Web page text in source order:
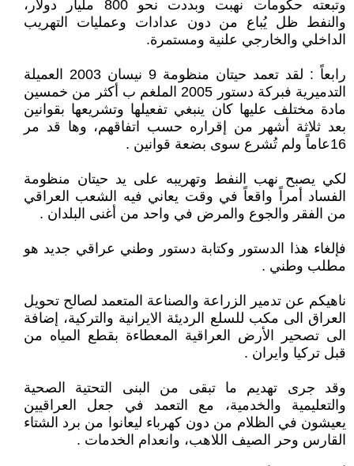
وتبعته حكومات نهبت وبددت نحو 800 مليار دولار،
والنفط ظل يُباع من دون عدادات وعمليات التهريب
الداخلي والخارجي علنية ومستمرة.
رابعاً : لقد تعمد حيتان منظومة 9 نيسان 2003 العميلة
التدميرية فبركة دستور 2005 الملغم ب أكثر من خمسين
مادة مختلف عليها كان ينبغي تفعيلها وتشريعها بقوانين
بعد ثلاثة أشهر من إقراره حسب اتفاقهم، وها قد مر
16عاماً ولم تُشرع سوى بضعة قوانين .
لكي يصبح نهب النفط وتهريبه على يد حيتان منظومة
الفساد أمراً واقعاً في وقت يعاني فيه الشعب العراقي
من الفقر والجوع والمرض في واحد من أغنى البلدان .
فإلغاء هذا الدستور وكتابة دستور وطني عراقي جديد هو
مطلب وطني .
ناهيكم عن تدمير الزراعة والصناعة المتعمد لصالح تحويل
العراق الى مكب للسلع الرديئة الايرانية والتركية، إضافة
الى تصحير الأرض العراقية المعطاءة بقطع المياه من
قبل تركيا وايران .
وقد جرى تهديم ما تبقى من البنى التحتية الصحية
والتعليمية والخدمية، مع التعمد في جعل العراقيين
يعيشون في الظلام من دون كهرباء ليعانوا من برد الشتاء
القارس وحر الصيف اللاهب، وانعدام الخدمات .